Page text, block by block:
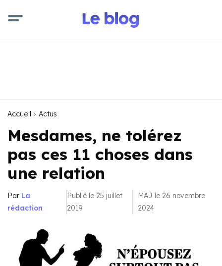
Accueil Actus
Mesdames, ne tolérez
pas ces 11 choses dans
une relation
Par La
rédaction
Publié le 25 juillet
2019
MAJ le 26 novembre
2024